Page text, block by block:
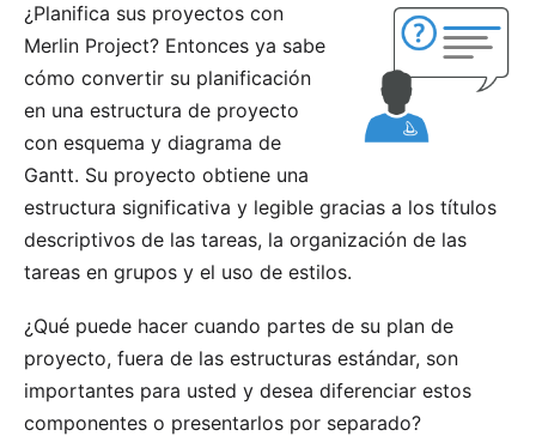
¿Planifica sus proyectos con
Merlin Project? Entonces ya sabe
cómo convertir su planificación
en una estructura de proyecto
con esquema y diagrama de
Gantt. Su proyecto obtiene una
estructura significativa y legible gracias a los títulos
descriptivos de las tareas, la organización de las
tareas en grupos y el uso de estilos.
¿Qué puede hacer cuando partes de su plan de
proyecto, fuera de las estructuras estándar, son
importantes para usted y desea diferenciar estos
componentes o presentarlos por separado?